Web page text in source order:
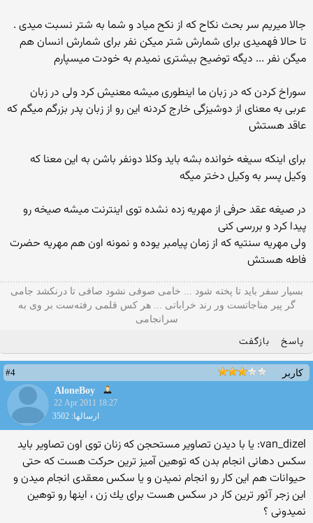
جالا میریم سر بحث نكاح كه از نكح میاد و شما به شتر نسبت میدی .
تا حالا فهمیدی برای شمارش شتر میكن نفر برای شمارش انسان هم
میگن نفر ... دیگه توضیح بیشتری نمیدم به خودت میسپارم
سوراخ كردن كه در زبان ما اینطوری میشه معنیش كرد ولی در زبان
عربی به معنای از دوشیزگی خارج كردنه این رو از زبان پدر بزرگم میگم كه
عاقد هستش
برای اینكه سیغه خوانده بشه باید وكلا دونفر باشن به این معنا كه
وكیل پسر به وكیل دختر میگه
در صیغه عقد حرفی از مهریه زده نشده توی اینترنت میشه صیخه رو
پیدا كرد و بررسی كنی
ولی مهریه سنتیه كه از زمان پیامبر یوده و نمونه اون هم مهریه حضرت
فاطه هستش
بسیار سفر باید تا پخته شود ... خامی صوفی نشود صافی تا درنکشد جامی
گر پیر مناجاتست ور رند خراباتی ... هر کس قلمی رفته‌ست بر وی به
سرانجامی
پاسخ بازگفت
کاربر
#4
AloneBoy
22 Apr 2011 18:27
ارسالها: 3502
van_dizel: یا با دیدن تصاویر مستحجن كه زنان توی اون تصاویر باید
سكس دهانی انجام بدن كه توهین آمیز ترین حركت هست كه حتی
حیوانات هم این كار رو انجام نمیدن و یا سكس معقدی انجام میدن و
این زجر آئور ترین كار در سكس هست برای یك زن ، اینها رو توهین
نمیدونی ؟